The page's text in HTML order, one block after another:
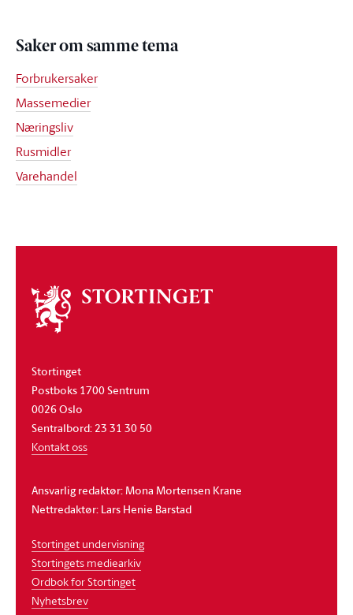
Saker om samme tema
Forbrukersaker
Massemedier
Næringsliv
Rusmidler
Varehandel
Om
stortinget
Stortinget
Postboks 1700 Sentrum
0026 Oslo
Sentralbord: 23 31 30 50
Kontakt oss
Ansvarlig redaktør: Mona Mortensen Krane
Nettredaktør: Lars Henie Barstad
Stortinget undervisning
Stortingets mediearkiv
Ordbok for Stortinget
Nyhetsbrev